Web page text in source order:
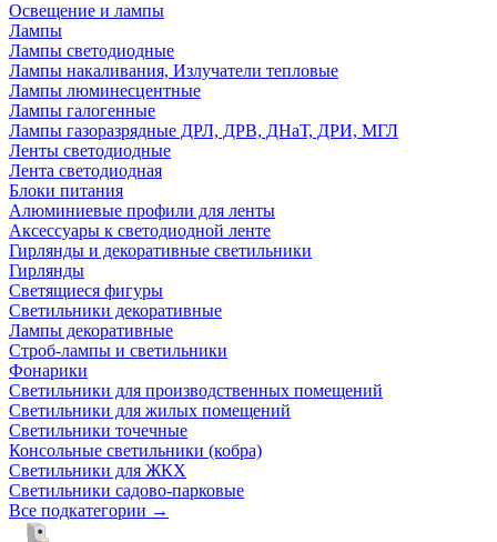
Освещение и лампы
Лампы
Лампы светодиодные
Лампы накаливания, Излучатели тепловые
Лампы люминесцентные
Лампы галогенные
Лампы газоразрядные ДРЛ, ДРВ, ДНаТ, ДРИ, МГЛ
Ленты светодиодные
Лента светодиодная
Блоки питания
Алюминиевые профили для ленты
Аксессуары к светодиодной ленте
Гирлянды и декоративные светильники
Гирлянды
Светящиеся фигуры
Светильники декоративные
Лампы декоративные
Строб-лампы и светильники
Фонарики
Светильники для производственных помещений
Светильники для жилых помещений
Светильники точечные
Консольные светильники (кобра)
Светильники для ЖКХ
Светильники садово-парковые
Все подкатегории →